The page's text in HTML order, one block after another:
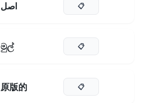
اصل 📋
මුල් 📋
原版的 📋